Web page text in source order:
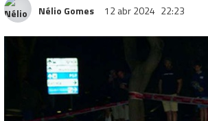
Nélio Gomes 12 abr 2024 22:23